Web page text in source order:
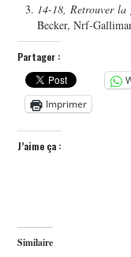
14-18, Retrouver la
Becker, Nrf-
Partager :
Imprimer
J’aime ça :
Similaire